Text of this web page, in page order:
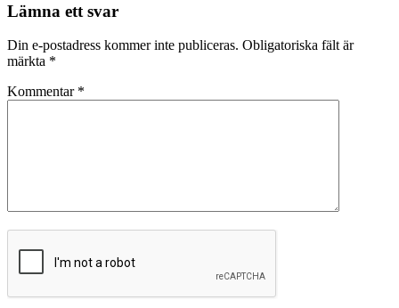
Lämna ett svar
Din e-postadress kommer inte publiceras. Obligatoriska fält är
märkta *
Kommentar *